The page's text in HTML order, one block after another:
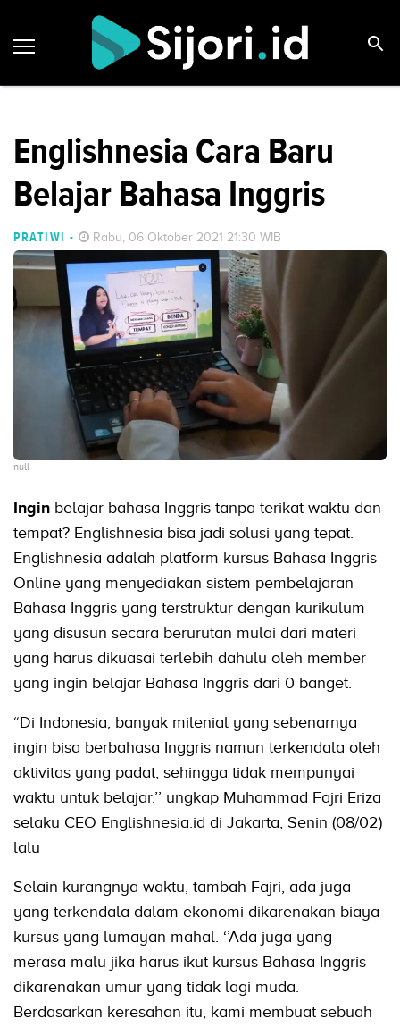
Englishnesia Cara Baru
Belajar Bahasa Inggris
PRATIWI - Rabu, 06 Oktober 2021 21:30 WIB
null
Ingin belajar bahasa Inggris tanpa terikat waktu dan
tempat? Englishnesia bisa jadi solusi yang tepat.
Englishnesia adalah platform kursus Bahasa Inggris
Online yang menyediakan sistem pembelajaran
Bahasa Inggris yang terstruktur dengan kurikulum
yang disusun secara berurutan mulai dari materi
yang harus dikuasai terlebih dahulu oleh member
yang ingin belajar Bahasa Inggris dari 0 banget.
“Di Indonesia, banyak milenial yang sebenarnya
ingin bisa berbahasa Inggris namun terkendala oleh
aktivitas yang padat, sehingga tidak mempunyai
waktu untuk belajar.’’ ungkap Muhammad Fajri Eriza
selaku CEO Englishnesia.id di Jakarta, Senin (08/02)
lalu
Selain kurangnya waktu, tambah Fajri, ada juga
yang terkendala dalam ekonomi dikarenakan biaya
kursus yang lumayan mahal. ‘’Ada juga yang
merasa malu jika harus ikut kursus Bahasa Inggris
dikarenakan umur yang tidak lagi muda.
Berdasarkan keresahan itu, kami membuat sebuah